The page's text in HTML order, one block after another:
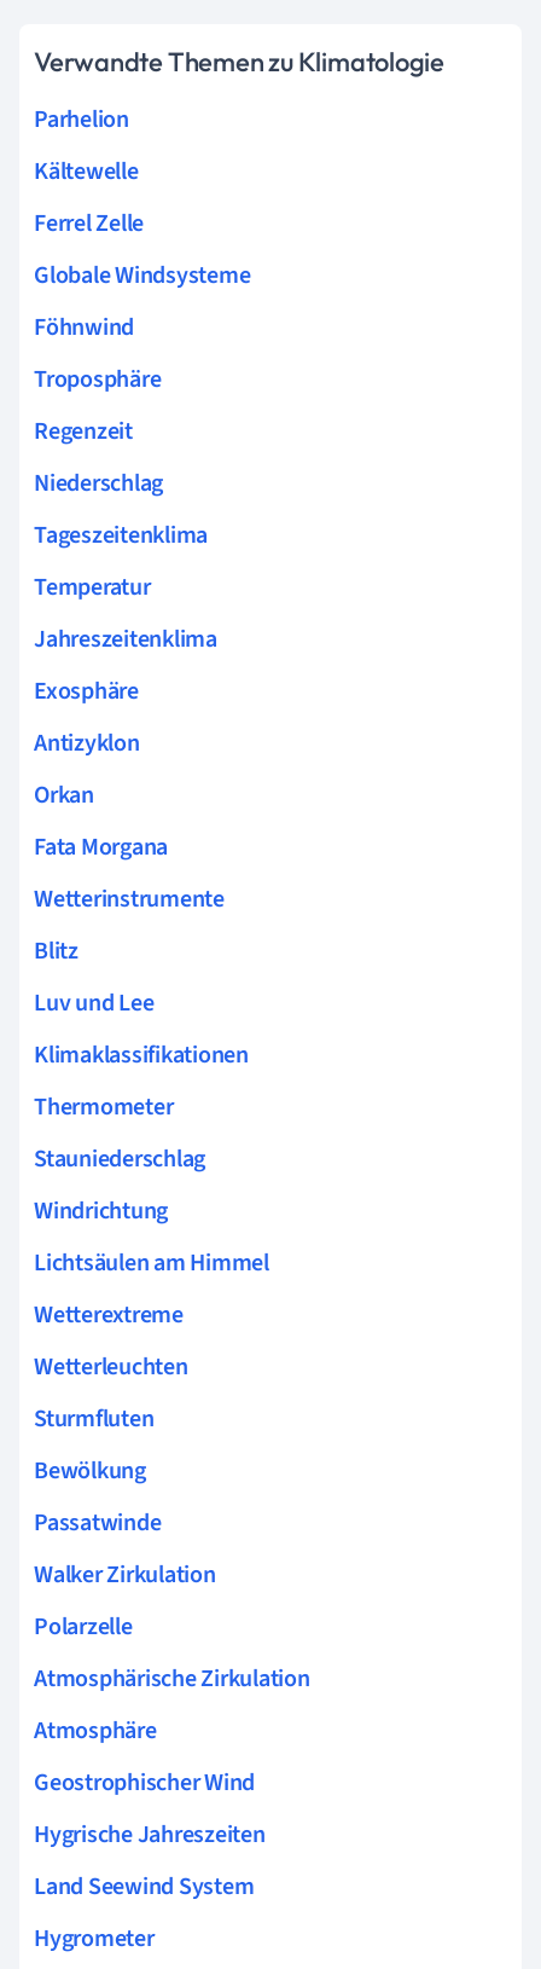
Verwandte Themen zu Klimatologie
Parhelion
Kältewelle
Ferrel Zelle
Globale Windsysteme
Föhnwind
Troposphäre
Regenzeit
Niederschlag
Tageszeitenklima
Temperatur
Jahreszeitenklima
Exosphäre
Antizyklon
Orkan
Fata Morgana
Wetterinstrumente
Blitz
Luv und Lee
Klimaklassifikationen
Thermometer
Stauniederschlag
Windrichtung
Lichtsäulen am Himmel
Wetterextreme
Wetterleuchten
Sturmfluten
Bewölkung
Passatwinde
Walker Zirkulation
Polarzelle
Atmosphärische Zirkulation
Atmosphäre
Geostrophischer Wind
Hygrische Jahreszeiten
Land Seewind System
Hygrometer